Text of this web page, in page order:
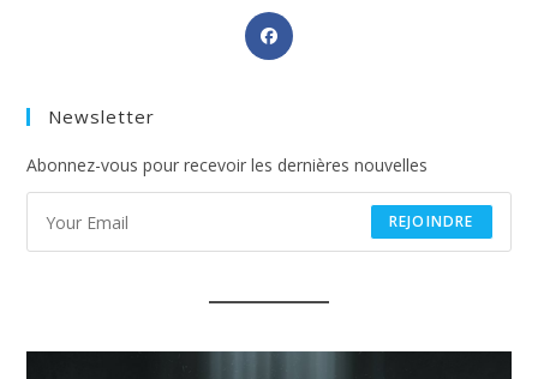
Opens
Newsletter
Abonnez-vous pour recevoir les dernières nouvelles
REJOINDRE